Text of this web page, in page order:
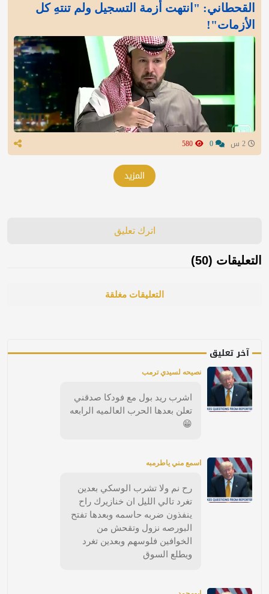
القحطاني: "انتهت أزمة التسجيل ولم تنتهِ كل
الأزمات"!
المزيد
اترك تعليق
التعليقات (50)
التعليقات مغلقة
آخر تعليق
نصيحه لسيدي ترمب
اشرب ريد بول مع فودكا صدقني
تعلن بعدها الحرب العالميه الرابعه
😁
اسمع مني ياطرمبه
رح نم ولا تشرب الوسكي بعدين
تغرد تالي الليل ان خنازيرك راح
ينفذون ضربه حاسمه وبعدها تفتح
البورصه نزول وتقحش من
الخوافين فلوسهم وبعدين تغرد
ويطلع السوق